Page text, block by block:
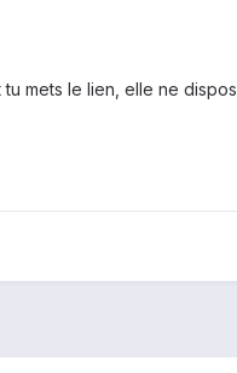
mets le lien, elle ne